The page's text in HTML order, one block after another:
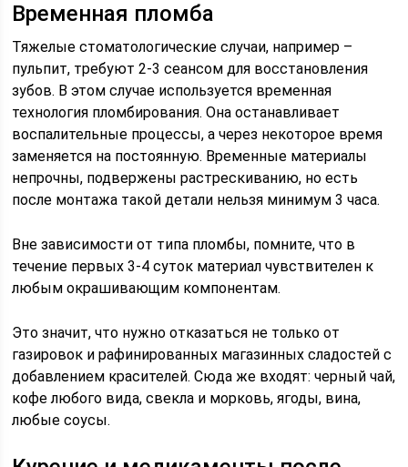
Временная пломба
Тяжелые стоматологические случаи, например –
пульпит, требуют 2-3 сеансом для восстановления
зубов. В этом случае используется временная
технология пломбирования. Она останавливает
воспалительные процессы, а через некоторое время
заменяется на постоянную. Временные материалы
непрочны, подвержены растрескиванию, но есть
после монтажа такой детали нельзя минимум 3 часа.
Вне зависимости от типа пломбы, помните, что в
течение первых 3-4 суток материал чувствителен к
любым окрашивающим компонентам.
Это значит, что нужно отказаться не только от
газировок и рафинированных магазинных сладостей с
добавлением красителей. Сюда же входят: черный чай,
кофе любого вида, свекла и морковь, ягоды, вина,
любые соусы.